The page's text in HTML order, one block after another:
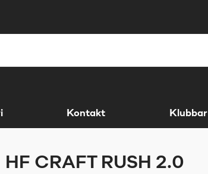
Kontakt Klubbar
HF CRAFT RUSH 2.0